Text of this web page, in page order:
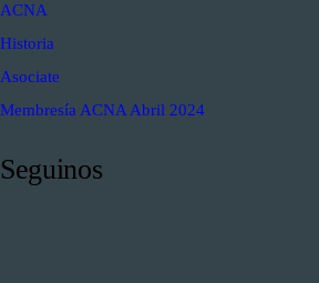
ACNA
Historia
Asociate
Membresía ACNA Abril 2024
Seguinos